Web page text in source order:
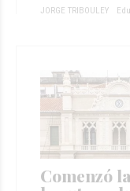
JORGE TRIBOULEY
Comenzó